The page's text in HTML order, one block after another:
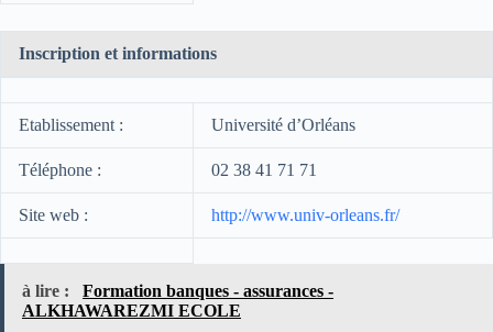
Inscription et informations
Etablissement : Université d’Orléans
Téléphone : 02 38 41 71 71
Site web : http://www.univ-orleans.fr/
à lire :
Formation banques - assurances -
ALKHAWAREZMI ECOLE